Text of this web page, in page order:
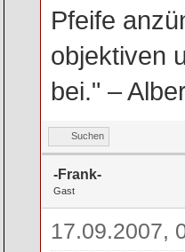
Pfeife
objektiven
bei." –
Suchen
-Frank-
Gast
17.09.2007,